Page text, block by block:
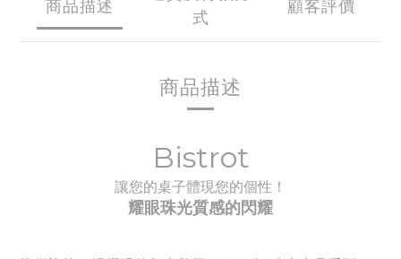
商品描述
式
顧客評價
商品描述
Bistrot
讓您的桌子體現您的個性！
耀眼珠光質感的閃耀